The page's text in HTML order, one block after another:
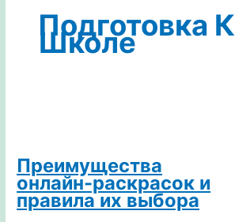
Подготовка К
Школе
Преимущества
онлайн-раскрасок и
правила их выбора